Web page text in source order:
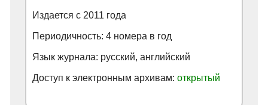
Издается с 2011 года
Периодичность: 4 номера в год
Язык журнала: русский, английский
Доступ к электронным архивам: открытый